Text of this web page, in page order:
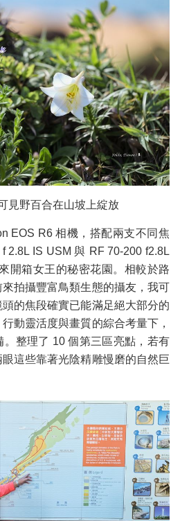
見野百合在山坡上綻放
EOS R6 相機，搭配兩支不同焦
2.8L IS USM 與 RF 70-200 f2.8L
開箱女王的秘密花園。相較於路
來拍攝豐富鳥類生態的攝友，我可
的焦段確實已能滿足絕大部分的
動靈活度與畫質的綜合考量下，
整理了 10 個第三區亮點，若有
這些靠著光陰精雕慢磨的自然巨